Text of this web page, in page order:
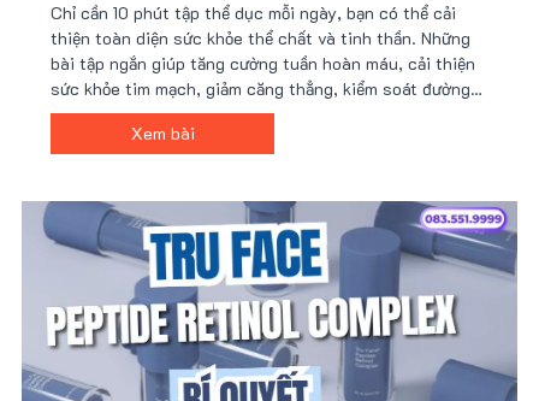
Chỉ cần 10 phút tập thể dục mỗi ngày, bạn có thể cải
thiện toàn diện sức khỏe thể chất và tinh thần. Những
bài tập ngắn giúp tăng cường tuần hoàn máu, cải thiện
sức khỏe tim mạch, giảm căng thẳng, kiểm soát đường
huyết, hỗ trợ giảm cân, tăng cường hệ miễn dịch và
nâng cao năng suất làm việc.
Xem bài